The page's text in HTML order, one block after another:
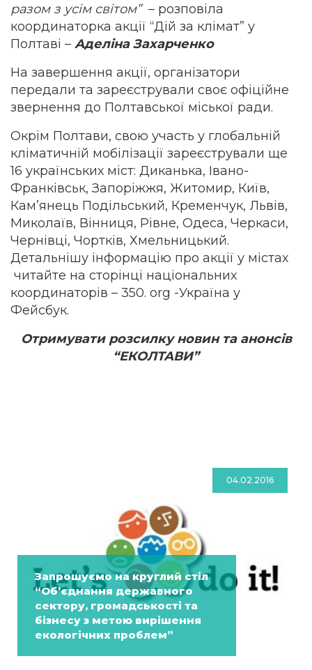
разом з усім світом” – розповіла
координаторка акції “Дій за клімат” у
Полтаві – Аделіна Захарченко
На завершення акції, організатори
передали та зареєстрували своє офіційне
звернення до Полтавської міської ради.
Окрім Полтави, свою участь у глобальній
кліматичній мобілізації зареєстрували ще
16 українських міст: Диканька, Івано-
Франківськ, Запоріжжя, Житомир, Київ,
Кам’янець Подільський, Кременчук, Львів,
Миколаїв, Вінниця, Рівне, Одеса, Черкаси,
Чернівці, Чортків, Хмельницький.
Детальнішу інформацію про акції у містах
читайте на сторінці національних
координаторів – 350. org -Україна у
Фейсбук.
Отримувати розсилку новин та анонсів
“ЕКОЛТАВИ”
04.02.2016
Запрошуємо на круглий стіл
“Об’єднання державного
сектору, громадськості та
бізнесу з метою вирішення
екологічних проблем”